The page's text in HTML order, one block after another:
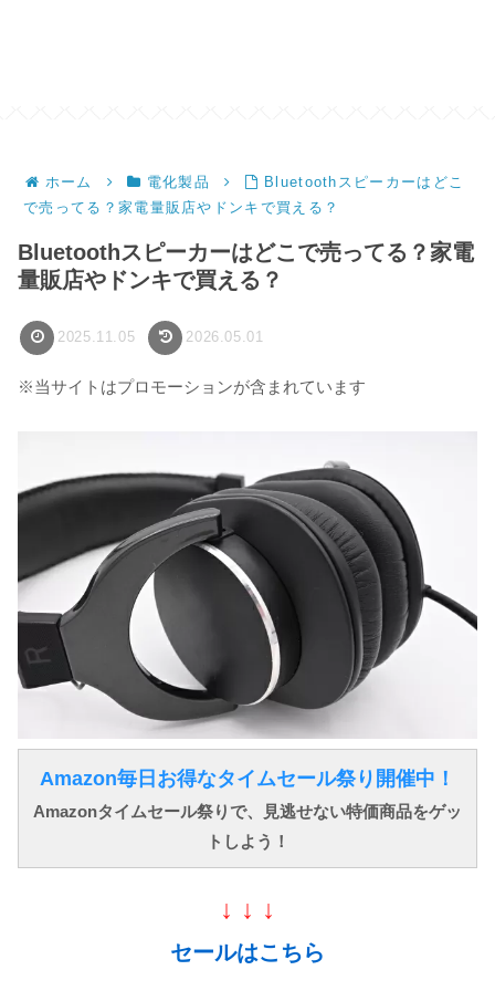
ホーム 電化製品
Bluetoothスピーカーはどこ
で売ってる？家電量販店やドンキで買える？
Bluetoothスピーカーはどこで売ってる？家電
量販店やドンキで買える？
2025.11.05 2026.05.01
※当サイトはプロモーションが含まれています
Amazon毎日お得なタイムセール祭り開催中！
Amazonタイムセール祭りで、見逃せない特価商品をゲッ
トしよう！
↓ ↓ ↓
セールはこちら